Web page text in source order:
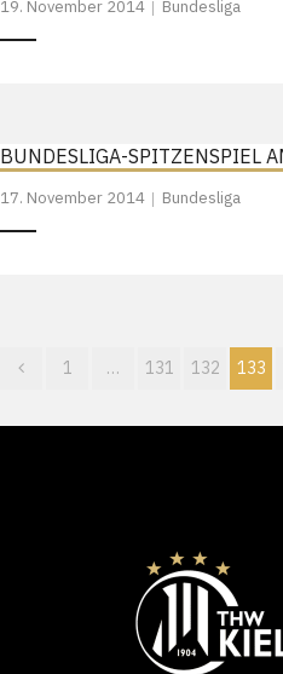
19. November 2014 Bundesliga
BUNDESLIGA-SPITZENSPIEL
17. November 2014 Bundesliga
1 … 131 132 133